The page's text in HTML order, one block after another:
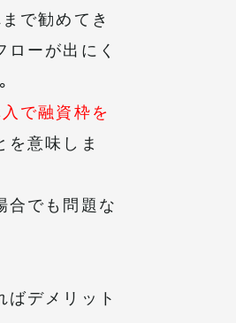
で勧めてき
ーが出にく
で融資枠を
を意味しま
合でも問題な
デメリット